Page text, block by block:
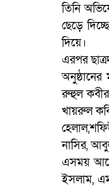
তিনি
ছেড়ে
দিয়ে।
এরপর
রুহুল
খায়রুল
নাসির,
এসময়
ইসলাম, এম